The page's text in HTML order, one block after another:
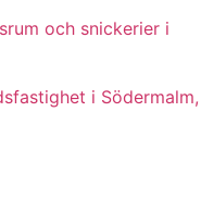
och snickerier i
i Södermalm,